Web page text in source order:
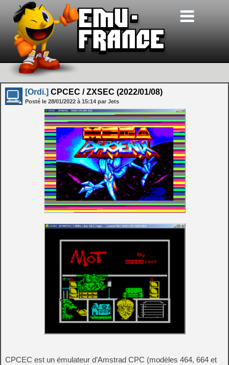
[Ordi.] CPCEC / ZXSEC (2022/01/08)
Posté le 28/01/2022 à 15:14 par Jets
CPCEC est un émulateur d’Amstrad CPC (modèles 464, 664 et